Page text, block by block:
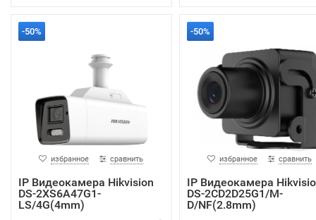
-50%
избранное сравнить
IP Видеокамера Hikvision
DS-2XS6A47G1-
LS/4G(4mm)
-50%
избранное сравнить
IP Видеокамера
DS-2CD2D25G1/M-
D/NF(2.8mm)